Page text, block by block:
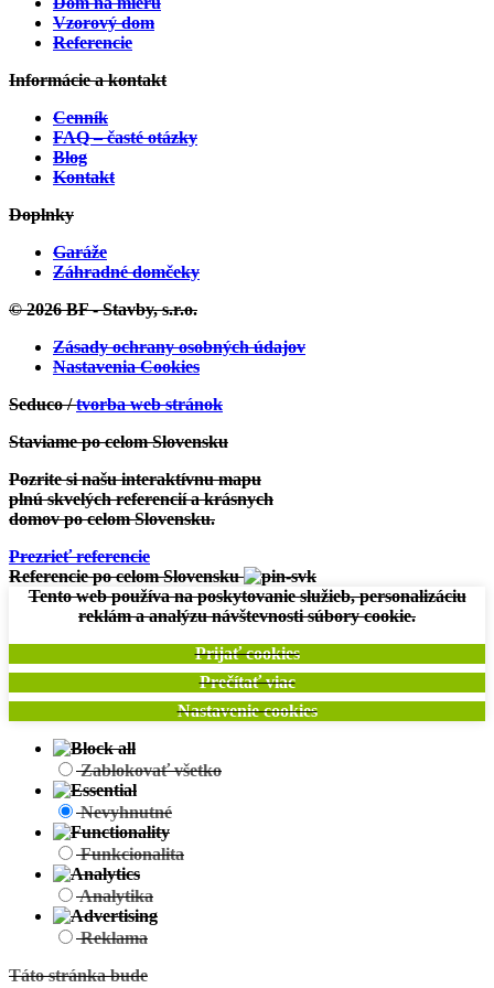
Zobraziť projekt
Mokrance:Projekt Individuálny
Zobraziť projekt
Jamník:Projekt individuálny
Vzorový dom
Referencie
Informácie a kontakt
Cenník
FAQ – časté otázky
Blog
Kontakt
Doplnky
Garáže
Záhradné domčeky
© 2026 BF - Stavby, s.r.o.
Zásady ochrany osobných údajov
Nastavenia Cookies
Seduco /tvorba web stránok
Staviame po celom Slovensku
Pozrite si našu interaktívnu mapu
plnú skvelých referencií a krásnych
domov po celom Slovensku.
Prezrieť referencie
Referencie po celom Slovensku
Tento web používa na poskytovanie služieb, personalizáciu
reklám a analýzu návštevnosti súbory cookie.
Prijať cookies
Prečítať viac
Nastavenie cookies
Zablokovať všetko
Nevyhnutné
Funkcionalita
Analytika
Reklama
Táto stránka bude